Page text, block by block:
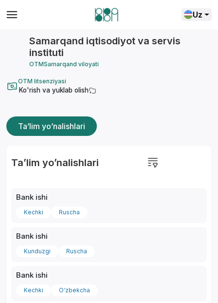
Uz
Samarqand iqtisodiyot va servis
instituti
OTMSamarqand viloyati
OTM litsenziyasi
Ko'rish va yuklab olish
Ta’lim yo’nalishlari
Ta’lim yo’nalishlari
Bank ishi
Kechki Ruscha
Bank ishi
Kunduzgi Ruscha
Bank ishi
Kechki O‘zbekcha